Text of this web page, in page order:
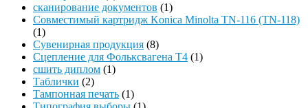
сканирование документов (1)
Совместимый картридж Konica Minolta TN-116 (TN-118)
(1)
Сувенирная продукция (8)
Сцепление для Фольксвагена Т4 (1)
сшить диплом (1)
Таблички (2)
Тампонная печать (1)